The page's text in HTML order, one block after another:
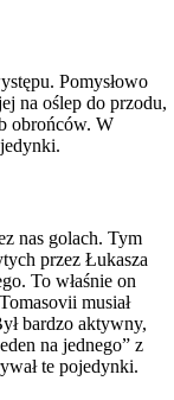
Pomysłowo
na oślep do przodu,
obrońców. W
nas golach. Tym
przez Łukasza
To właśnie on
musiał
bardzo aktywny,
na jednego” z
te pojedynki.